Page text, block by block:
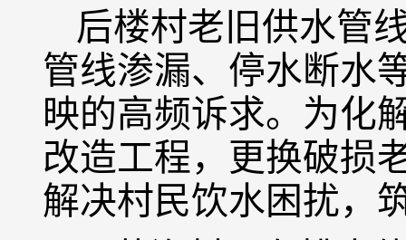
后楼村老旧供水管
管线渗漏、停水断水
映的高频诉求。为化
改造工程，更换破损
解决村民饮水困扰，